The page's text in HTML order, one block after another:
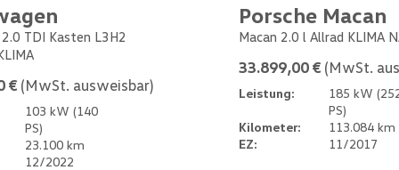
TDI Kasten L3H2
€ (MwSt. ausweisbar)
103 kW (140
PS)
23.100 km
12/2022
Porsche Macan
Macan 2.0 l Allrad KLIMA
33.899,00 € (MwSt.
Leistung:
185 kW
PS)
Kilometer:
113.084 km
EZ:
11/2017